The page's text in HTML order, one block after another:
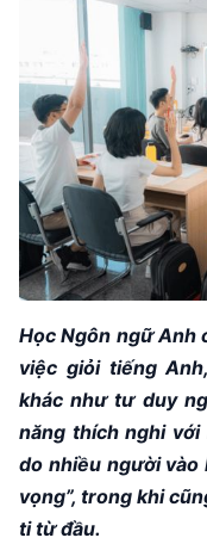
Học Ngôn ngữ Anh
việc giỏi tiếng
khác như tư duy
năng thích nghi
do nhiều người vào
vọng”, trong khi
ti từ đầu.